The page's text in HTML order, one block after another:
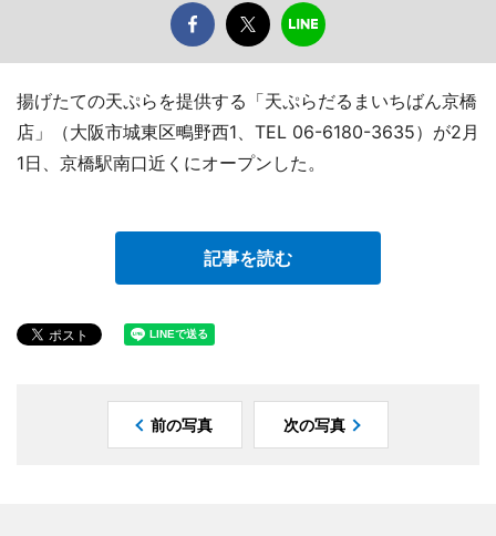
揚げたての天ぷらを提供する「天ぷらだるまいちばん京橋
店」（大阪市城東区鴫野西1、TEL 06-6180-3635）が2月
1日、京橋駅南口近くにオープンした。
記事を読む
前の写真 次の写真